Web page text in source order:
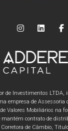
de Investimentos LTDA,
empresa de
Valores Mobiliários na
mantém contrato de
de Câmbio,